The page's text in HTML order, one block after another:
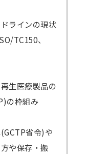
ラインの現状
TC150、
生医療製品の
の枠組み
省令)や
や保存・搬